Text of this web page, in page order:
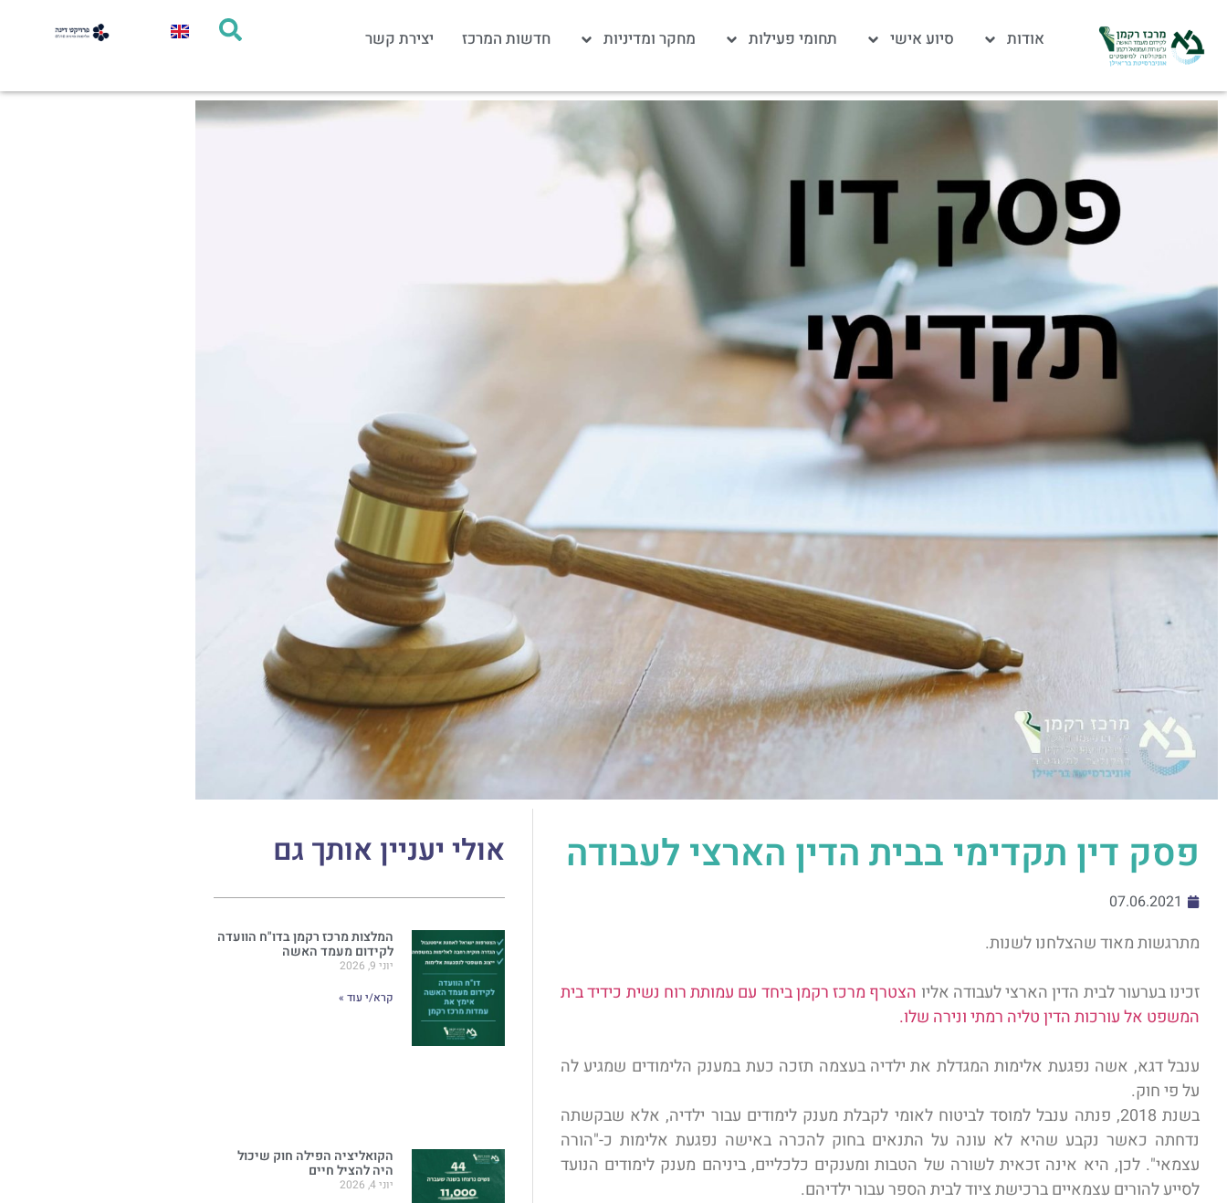
אודות סיוע אישי תחומי פעילות מחקר ומדיניות חדשות המרכז יצירת קשר
פסק דין תקדימי בבית הדין הארצי לעבודה
07.06.2021
מתרגשות מאוד שהצלחנו לשנות.
זכינו בערעור לבית הדין הארצי לעבודה אליו הצטרף מרכז רקמן ביחד עם עמותת רוח נשית כידיד בית
המשפט אל עורכות הדין טליה רמתי ונירה שלו.
ענבל דגא, אשה נפגעת אלימות המגדלת את ילדיה בעצמה תזכה כעת במענק הלימודים שמגיע לה
על פי חוק.
בשנת 2018, פנתה ענבל למוסד לביטוח לאומי לקבלת מענק לימודים עבור ילדיה, אלא שבקשתה
נדחתה כאשר נקבע שהיא לא עונה על התנאים בחוק להכרה באישה נפגעת אלימות כ-"הורה
עצמאי". לכן, היא אינה זכאית לשורה של הטבות ומענקים כלכליים, ביניהם מענק לימודים הנועד
לסייע להורים עצמאיים ברכישת ציוד לבית הספר עבור ילדיהם.
אולי יעניין אותך גם
המלצות מרכז רקמן בדו"ח הוועדה
לקידום מעמד האשה
יוני 9, 2026
קרא/י עוד »
הקואליציה הפילה חוק שיכול
היה להציל חיים
יוני 4, 2026